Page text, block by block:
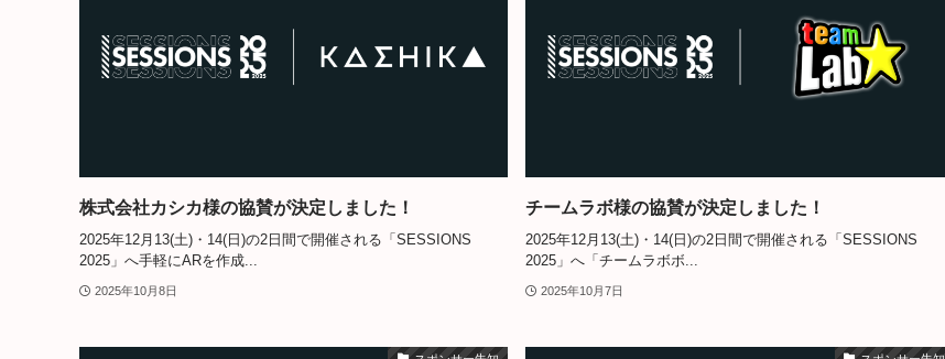
株式会社カシカ様の協賛が決定しました！
2025年12月13(土)・14(日)の2日間で開催される「SESSIONS
2025」へ手軽にARを作成...
2025年10月8日
チームラボ様の協賛が決定しました！
2025年12月13(土)・14(日)の2日間で開催される「SESSIONS
2025」へ「チームラボボ...
2025年10月7日